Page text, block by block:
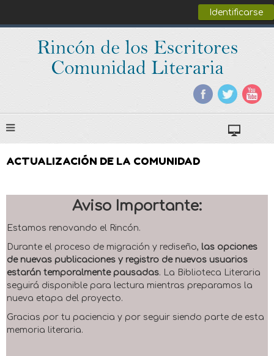
Identificarse
ACTUALIZACIÓN DE LA COMUNIDAD
Aviso Importante:
Estamos renovando el Rincón.
Durante el proceso de migración y rediseño, las opciones
de nuevas publicaciones y registro de nuevos usuarios
estarán temporalmente pausadas. La Biblioteca Literaria
seguirá disponible para lectura mientras preparamos la
nueva etapa del proyecto.
Gracias por tu paciencia y por seguir siendo parte de esta
memoria literaria.